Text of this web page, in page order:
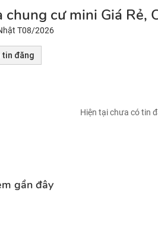
chung cư mini Giá Rẻ,
T08/2026
tin đăng
Hiện tại chưa có tin
gần đây